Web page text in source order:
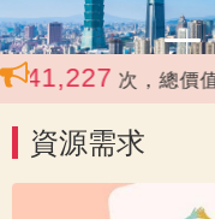
次，總價值約
資源需求